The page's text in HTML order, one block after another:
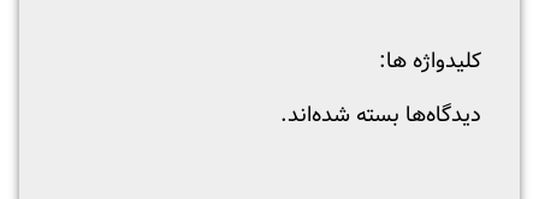
:کلیدواژه ها
دیدگاه‌ها بسته شده‌اند.